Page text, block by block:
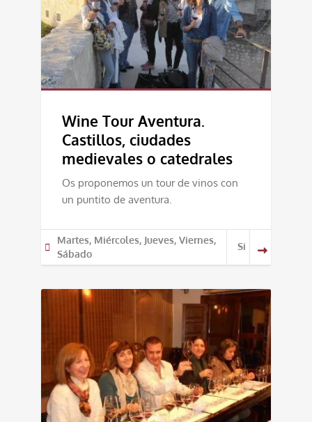
Wine Tour Aventura.
Castillos, ciudades
medievales o catedrales
Os proponemos un tour de vinos con
un puntito de aventura.
Martes, Miércoles, Jueves, Viernes,
Sábado
Si